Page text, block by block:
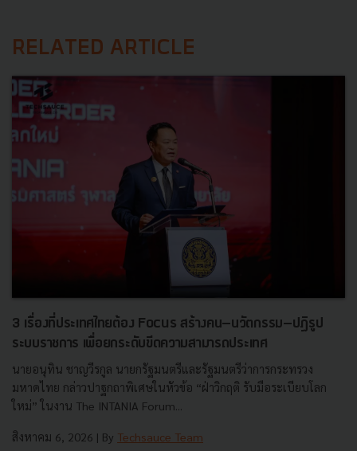
RELATED ARTICLE
3 เรื่องที่ประเทศไทยต้อง Focus สร้างคน–นวัตกรรม–ปฏิรูป
ระบบราชการ เพื่อยกระดับขีดความสามารถประเทศ
นายอนุทิน ชาญวีรกูล นายกรัฐมนตรีและรัฐมนตรีว่าการกระทรวง
มหาดไทย กล่าวปาฐกถาพิเศษในหัวข้อ “ฝ่าวิกฤติ รับมือระเบียบโลก
ใหม่” ในงาน The INTANIA Forum...
สิงหาคม 6, 2026 | By Techsauce Team